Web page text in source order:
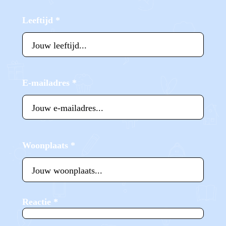
Leeftijd *
E-mailadres *
Woonplaats *
Reactie *